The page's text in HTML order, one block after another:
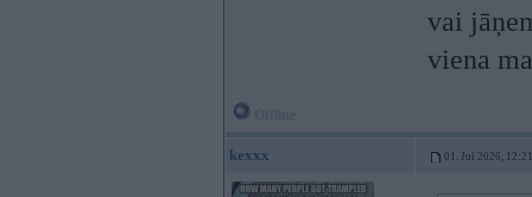
vai
viena
kexxx 01. Jul 2026, 12:21